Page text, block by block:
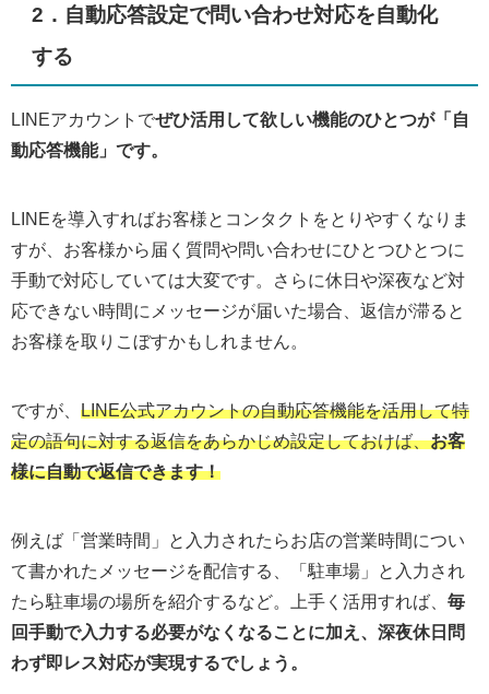
2．自動応答設定で問い合わせ対応を自動化
する
LINEアカウントでぜひ活用して欲しい機能のひとつが「自
動応答機能」です。
LINEを導入すればお客様とコンタクトをとりやすくなりま
すが、お客様から届く質問や問い合わせにひとつひとつに
手動で対応していては大変です。さらに休日や深夜など対
応できない時間にメッセージが届いた場合、返信が滞ると
お客様を取りこぼすかもしれません。
ですが、 LINE公式アカウントの自動応答機能を活用して特
定の語句に対する返信をあらかじめ設定しておけば、お客
様に自動で返信できます！
例えば「営業時間」と入力されたらお店の営業時間につい
て書かれたメッセージを配信する、「駐車場」と入力され
たら駐車場の場所を紹介するなど。上手く活用すれば、 毎
回手動で入力する必要がなくなることに加え、深夜休日問
わず即レス対応が実現するでしょう。